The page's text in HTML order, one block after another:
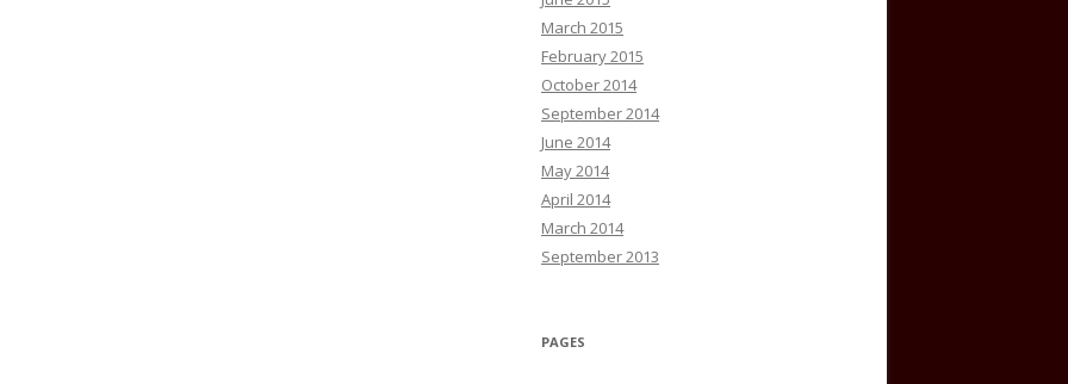
March 2015
February 2015
October 2014
September 2014
June 2014
May 2014
April 2014
March 2014
September 2013
PAGES